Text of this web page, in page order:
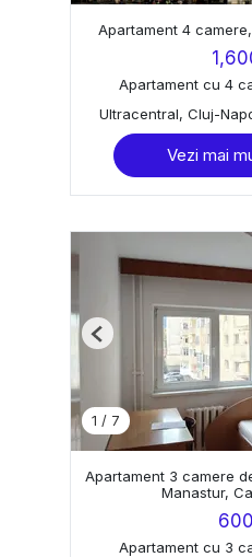
Apartament 4
Apartament cu 4
Ultracentral, Cluj-
Vezi mai
1 / 7
Previous
Apartament 3 camere
Manastur,
Apartament cu 3